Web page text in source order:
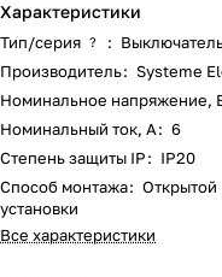
Характеристики
Тип/серия ? :
Производитель: Systeme
Номинальное напряжение,
Номинальный ток, А: 6
Степень защиты IP: IP20
Способ монтажа: Открытой
установки
Все характеристики